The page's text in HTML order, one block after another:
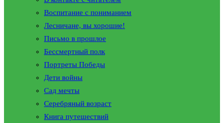
Воспитание с пониманием
Лесничане, вы хорошие!
Письмо в прошлое
Бессмертный полк
Портреты Победы
Дети войны
Сад мечты
Серебряный возраст
Книга путешествий